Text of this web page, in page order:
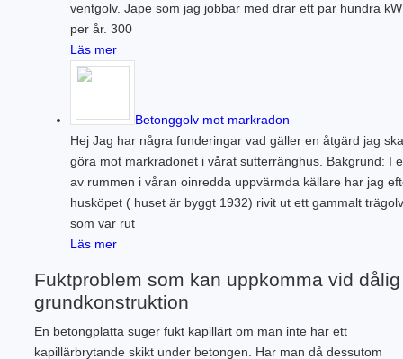
ventgolv. Jape som jag jobbar med drar ett par hundra kW
per år. 300
Läs mer
Betonggolv mot markradon
Hej Jag har några funderingar vad gäller en åtgärd jag ska
göra mot markradonet i vårat sutterränghus. Bakgrund: I
av rummen i våran oinredda uppvärmda källare har jag
husköpet ( huset är byggt 1932) rivit ut ett gammalt trägolv
som var rut
Läs mer
Fuktproblem som kan uppkomma vid dålig
grundkonstruktion
En betongplatta suger fukt kapillärt om man inte har ett
kapillärbrytande skikt under betongen. Har man då dessutom